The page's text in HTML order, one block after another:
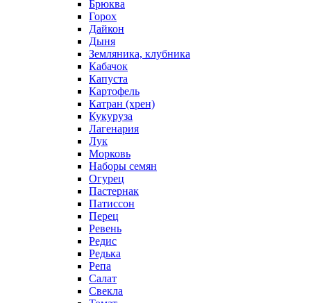
Брюква
Горох
Дайкон
Дыня
Земляника, клубника
Кабачок
Капуста
Картофель
Катран (хрен)
Кукуруза
Лагенария
Лук
Морковь
Наборы семян
Огурец
Пастернак
Патиссон
Перец
Ревень
Редис
Редька
Репа
Салат
Свекла